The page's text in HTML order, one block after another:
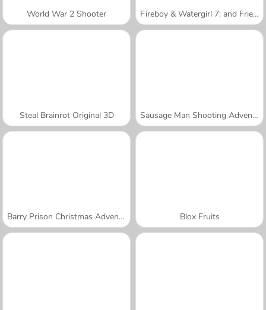
World War 2 Shooter Fireboy & Watergirl 7: and Friends
Steal Brainrot Original 3D Sausage Man Shooting Adventure
Barry Prison Christmas Adventure Blox Fruits